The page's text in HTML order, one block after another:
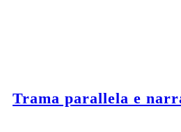
Trama parallela e